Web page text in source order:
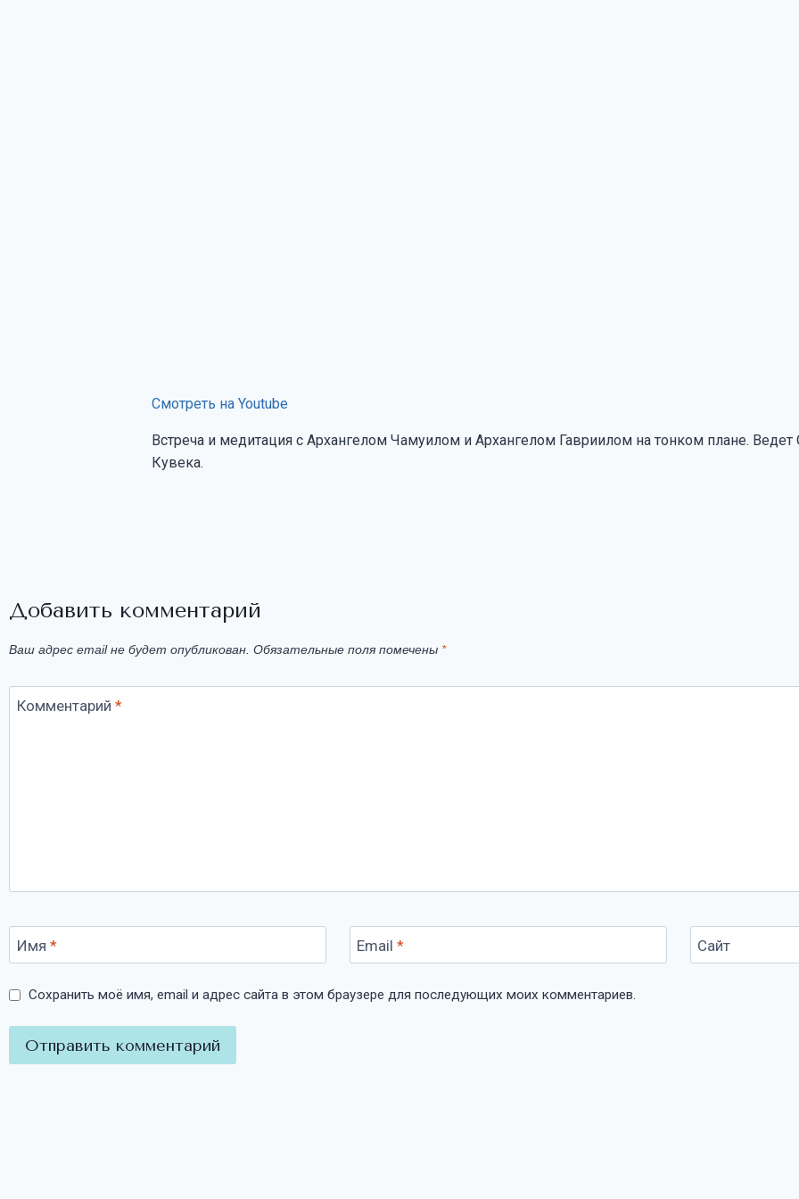
Смотреть на Youtube
Встреча и медитация с Архангелом Чамуилом и Архангелом Гавриилом на тонком плане. Ведет
Кувека.
Добавить комментарий
Ваш адрес email не будет опубликован. Обязательные поля помечены *
Комментарий *
Имя * Email* Сайт
Сохранить моё имя, email и адрес сайта в этом браузере для последующих моих комментариев.